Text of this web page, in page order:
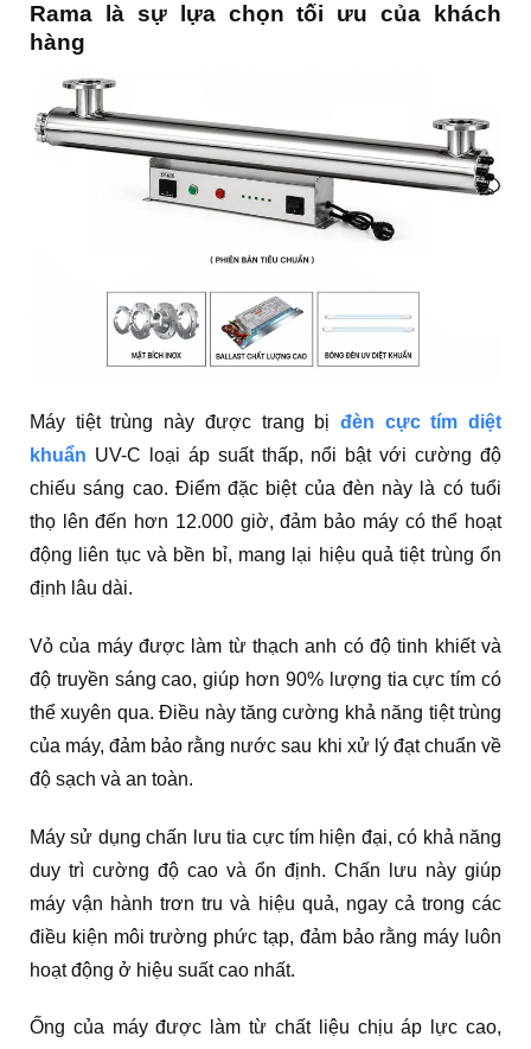
Rama là sự lựa chọn tối ưu của khách
hàng
Máy tiệt trùng này được trang bị đèn cực tím diệt
khuẩn UV-C loại áp suất thấp, nổi bật với cường độ
chiếu sáng cao. Điểm đặc biệt của đèn này là có tuổi
thọ lên đến hơn 12.000 giờ, đảm bảo máy có thể hoạt
động liên tục và bền bỉ, mang lại hiệu quả tiệt trùng ổn
định lâu dài.
Vỏ của máy được làm từ thạch anh có độ tinh khiết và
độ truyền sáng cao, giúp hơn 90% lượng tia cực tím có
thể xuyên qua. Điều này tăng cường khả năng tiệt trùng
của máy, đảm bảo rằng nước sau khi xử lý đạt chuẩn về
độ sạch và an toàn.
Máy sử dụng chấn lưu tia cực tím hiện đại, có khả năng
duy trì cường độ cao và ổn định. Chấn lưu này giúp
máy vận hành trơn tru và hiệu quả, ngay cả trong các
điều kiện môi trường phức tạp, đảm bảo rằng máy luôn
hoạt động ở hiệu suất cao nhất.
Ống của máy được làm từ chất liệu chịu áp lực cao,